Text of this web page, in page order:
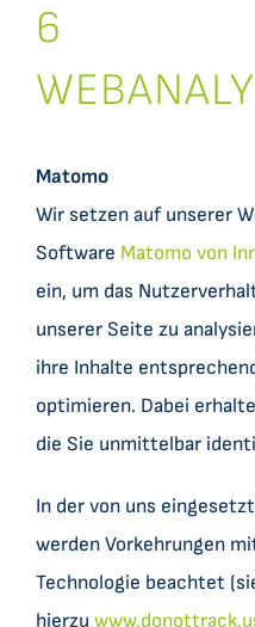
6
Matomo
Wir setzen auf unserer
Software Matomo von
ein, um das
unserer Seite zu
ihre Inhalte
optimieren. Dabei
die Sie unmittelbar
In der von uns
werden Vorkehrungen
Technologie beachtet
hierzu